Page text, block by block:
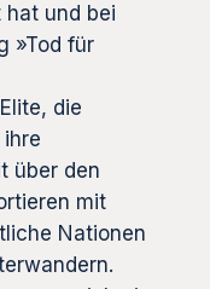
hat und bei
»Tod für
die
über den
mit
Nationen